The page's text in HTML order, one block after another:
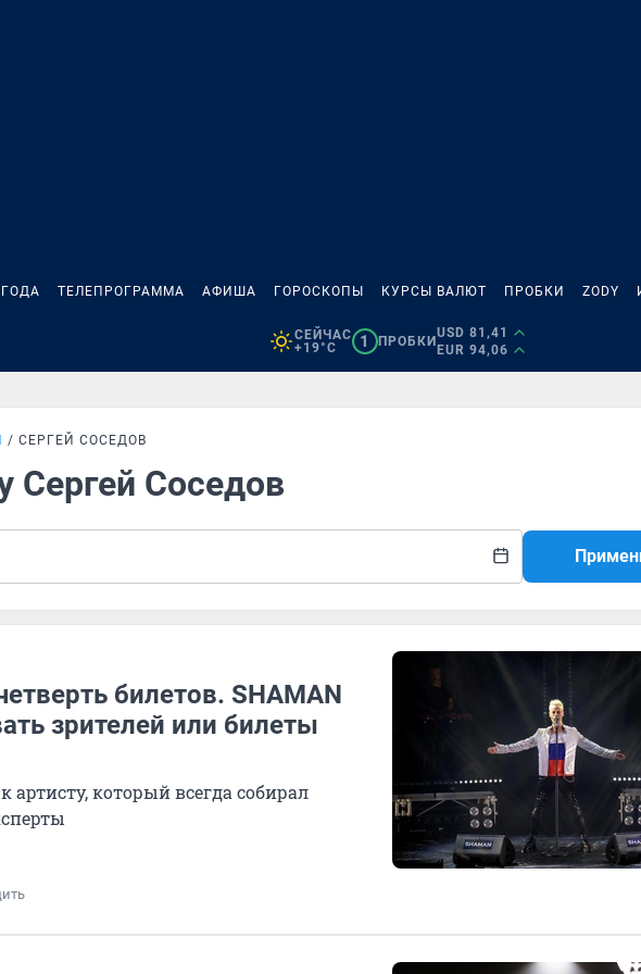
ТЕЛЕПРОГРАММА АФИША ГОРОСКОПЫ КУРСЫ ВАЛЮТ ПРОБКИ ZODY
СЕЙЧАС
+19°C
1 ПРОБКИ
USD 81,41
EUR 94,06
СЕРГЕЙ СОСЕДОВ
Сергей Соседов
билетов. SHAMAN
зрителей или билеты
артисту, который всегда собирал